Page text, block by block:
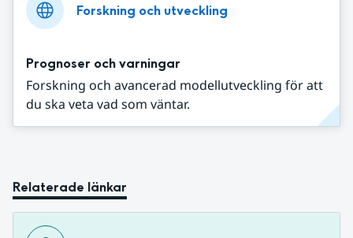
Forskning och utveckling
Prognoser och varningar
Forskning och avancerad modellutveckling för att
du ska veta vad som väntar.
Relaterade länkar